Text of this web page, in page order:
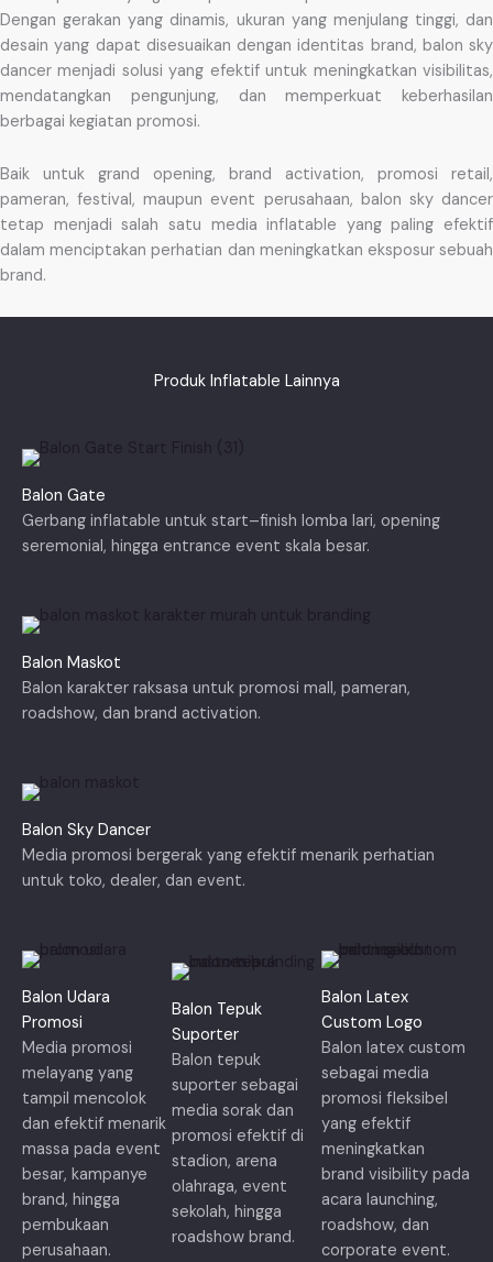
Dengan gerakan yang dinamis, ukuran yang menjulang tinggi, dan
desain yang dapat disesuaikan dengan identitas brand, balon sky
dancer menjadi solusi yang efektif untuk meningkatkan visibilitas,
mendatangkan pengunjung, dan memperkuat keberhasilan
berbagai kegiatan promosi.
Baik untuk grand opening, brand activation, promosi retail,
pameran, festival, maupun event perusahaan, balon sky dancer
tetap menjadi salah satu media inflatable yang paling efektif
dalam menciptakan perhatian dan meningkatkan eksposur sebuah
brand.
Produk Inflatable Lainnya
Balon Gate
Gerbang inflatable untuk start–finish lomba lari, opening
seremonial, hingga entrance event skala besar.
Balon Maskot
Balon karakter raksasa untuk promosi mall, pameran,
roadshow, dan brand activation.
Balon Sky Dancer
Media promosi bergerak yang efektif menarik perhatian
untuk toko, dealer, dan event.
Balon Udara
Promosi
Media promosi
melayang yang
tampil mencolok
dan efektif menarik
massa pada event
besar, kampanye
brand, hingga
pembukaan
perusahaan.
Balon Tepuk
Suporter
Balon tepuk
suporter sebagai
media sorak dan
promosi efektif di
stadion, arena
olahraga, event
sekolah, hingga
roadshow brand.
Balon Latex
Custom Logo
Balon latex custom
sebagai media
promosi fleksibel
yang efektif
meningkatkan
brand visibility pada
acara launching,
roadshow, dan
corporate event.